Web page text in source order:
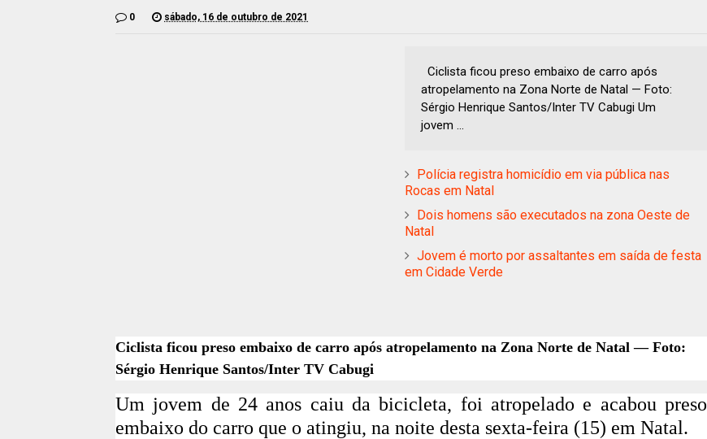
0 sábado, 16 de outubro de 2021
Ciclista ficou preso embaixo de carro após
atropelamento na Zona Norte de Natal — Foto:
Sérgio Henrique Santos/Inter TV Cabugi Um
jovem ...
Polícia registra homicídio em via pública nas
Rocas em Natal
Dois homens são executados na zona Oeste de
Natal
Jovem é morto por assaltantes em saída de festa
em Cidade Verde
Ciclista ficou preso embaixo de carro após atropelamento na Zona Norte de Natal — Foto:
Sérgio Henrique Santos/Inter TV Cabugi
Um jovem de 24 anos caiu da bicicleta, foi atropelado e acabou preso
embaixo do carro que o atingiu, na noite desta sexta-feira (15) em Natal.